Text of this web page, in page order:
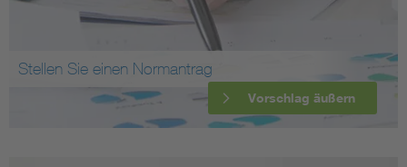
Stellen Sie einen Normantrag
Vorschlag äußern